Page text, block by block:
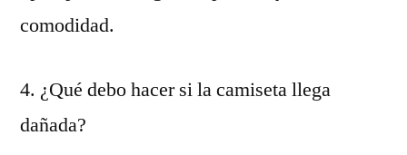
comodidad.
4. ¿Qué debo hacer si la camiseta llega
dañada?